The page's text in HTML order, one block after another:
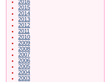
2016
2015
2014
2013
2012
2011
2010
2009
2008
2007
2006
2005
2004
2003